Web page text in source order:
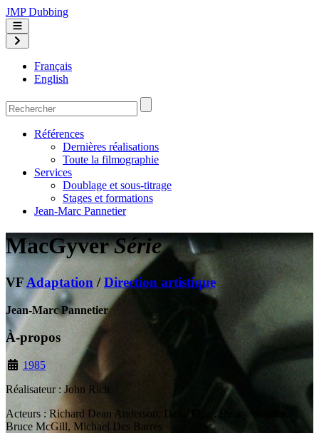
JMP Dubbing
Français
English
Références
Dernières réalisations
Toute la filmographie
Services
Doublage et sous-titrage
Stages et formations
Jean-Marc Pannetier
MacGyver Série
VF Adaptation /Direction artistique
Jean-Marc Pannetier
À-propos
1985
Réalisateur : John Rich
Acteurs : Richard Dean Anderson, Dana Elcar, Henry Winkler,
Bruce McGill, Michael Des Barres